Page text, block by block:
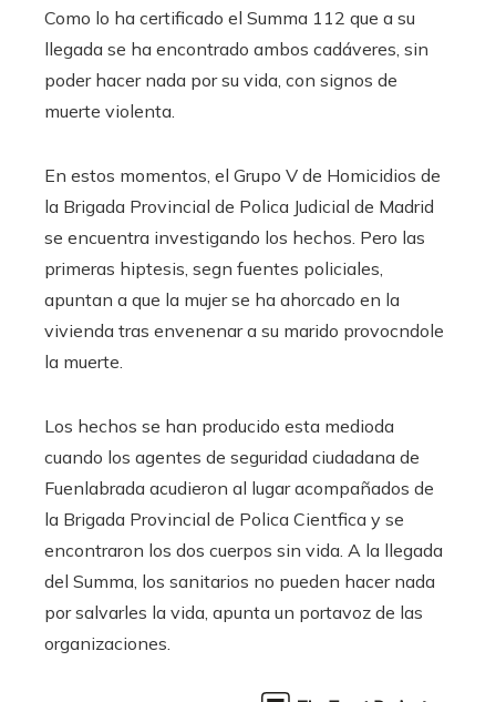
Como lo ha certificado el Summa 112 que a su
llegada se ha encontrado ambos cadáveres, sin
poder hacer nada por su vida, con signos de
muerte violenta.
En estos momentos, el Grupo V de Homicidios de
la Brigada Provincial de Polica Judicial de Madrid
se encuentra investigando los hechos. Pero las
primeras hiptesis, segn fuentes policiales,
apuntan a que la mujer se ha ahorcado en la
vivienda tras envenenar a su marido provocndole
la muerte.
Los hechos se han producido esta medioda
cuando los agentes de seguridad ciudadana de
Fuenlabrada acudieron al lugar acompañados de
la Brigada Provincial de Polica Cientfica y se
encontraron los dos cuerpos sin vida. A la llegada
del Summa, los sanitarios no pueden hacer nada
por salvarles la vida, apunta un portavoz de las
organizaciones.